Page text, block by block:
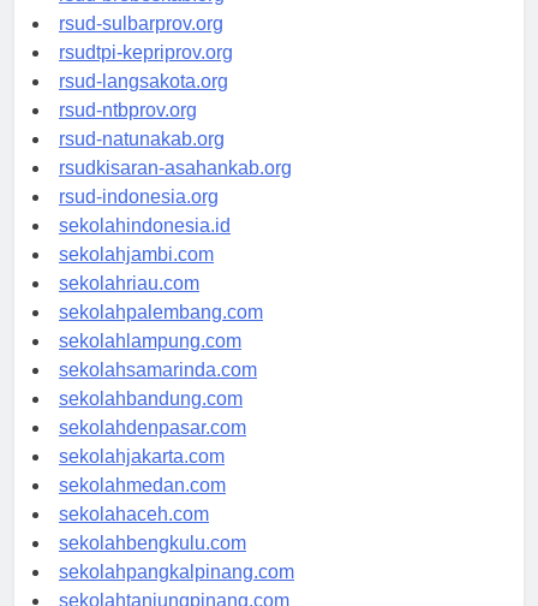
rsud-brebeskab.org
rsud-sulbarprov.org
rsudtpi-kepriprov.org
rsud-langsakota.org
rsud-ntbprov.org
rsud-natunakab.org
rsudkisaran-asahankab.org
rsud-indonesia.org
sekolahindonesia.id
sekolahjambi.com
sekolahriau.com
sekolahpalembang.com
sekolahlampung.com
sekolahsamarinda.com
sekolahbandung.com
sekolahdenpasar.com
sekolahjakarta.com
sekolahmedan.com
sekolahaceh.com
sekolahbengkulu.com
sekolahpangkalpinang.com